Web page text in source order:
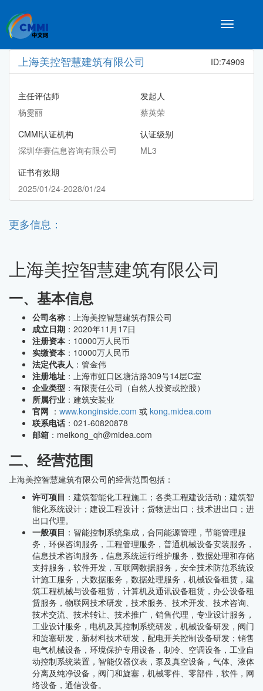
Toggle
上海美控智慧建筑有限公司 ID:74909
主任评估师
杨雯丽
发起人
蔡英荣
CMMI认证机构
深圳华赛信息咨询有限公司
认证级别
ML3
证书有效期
2025/01/24-2028/01/24
更多信息：
上海美控智慧建筑有限公司
一、基本信息
公司名称 ：上海美控智慧建筑有限公司
成立日期 ：2020年11月17日
注册资本 ：10000万人民币
实缴资本 ：10000万人民币
法定代表人 ：管金伟
注册地址 ：上海市虹口区塘沽路309号14层C室
企业类型 ：有限责任公司（自然人投资或控股）
所属行业 ：建筑安装业
官网 ： www.konginside.com 或 kong.midea.com
联系电话 ：021-60820878
邮箱 ：meikong_qh@midea.com
二、经营范围
上海美控智慧建筑有限公司的经营范围包括：
许可项目 ：建筑智能化工程施工；各类工程建设活动；建筑智
能化系统设计；建设工程设计；货物进出口；技术进出口；进
出口代理。
一般项目 ：智能控制系统集成，合同能源管理，节能管理服
务，环保咨询服务，工程管理服务，普通机械设备安装服务，
信息技术咨询服务，信息系统运行维护服务，数据处理和存储
支持服务，软件开发，互联网数据服务，安全技术防范系统设
计施工服务，大数据服务，数据处理服务，机械设备租赁，建
筑工程机械与设备租赁，计算机及通讯设备租赁，办公设备租
赁服务，物联网技术研发，技术服务、技术开发、技术咨询、
技术交流、技术转让、技术推广，销售代理，专业设计服务，
工业设计服务，电机及其控制系统研发，机械设备研发，阀门
和旋塞研发，新材料技术研发，配电开关控制设备研发；销售
电气机械设备，环境保护专用设备，制冷、空调设备，工业自
动控制系统装置，智能仪器仪表，泵及真空设备，气体、液体
分离及纯净设备，阀门和旋塞，机械零件、零部件，软件，网
络设备，通信设备。